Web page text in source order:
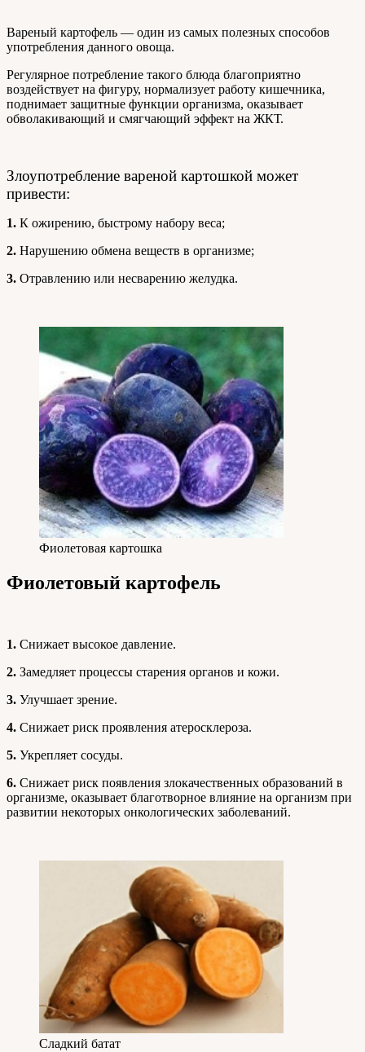
Вареный картофель — один из самых полезных способов
употребления данного овоща.
Регулярное потребление такого блюда благоприятно
воздействует на фигуру, нормализует работу кишечника,
поднимает защитные функции организма, оказывает
обволакивающий и смягчающий эффект на ЖКТ.
Злоупотребление вареной картошкой может
привести:
1. К ожирению, быстрому набору веса;
2. Нарушению обмена веществ в организме;
3. Отравлению или несварению желудка.
Фиолетовая картошка
Фиолетовый картофель
1. Снижает высокое давление.
2. Замедляет процессы старения органов и кожи.
3. Улучшает зрение.
4. Снижает риск проявления атеросклероза.
5. Укрепляет сосуды.
6. Снижает риск появления злокачественных образований в
организме, оказывает благотворное влияние на организм при
развитии некоторых онкологических заболеваний.
Сладкий батат